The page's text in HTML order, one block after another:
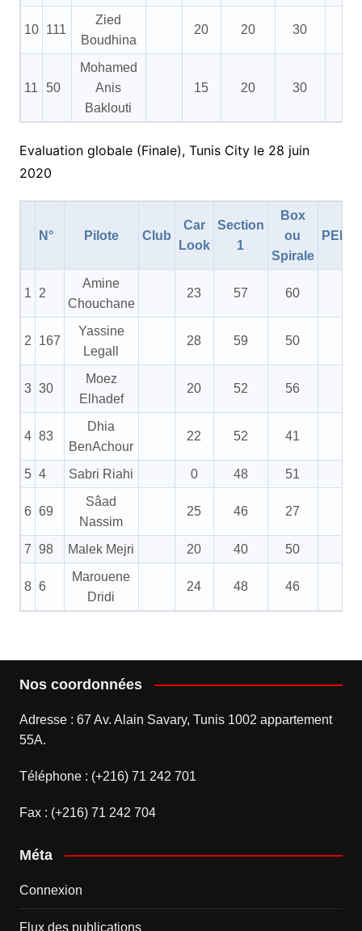
10 111
Zied
Boudhina
20 20 30
11 50
Mohamed
Anis
Baklouti
15 20 30
Evaluation globale (Finale), Tunis City le 28 juin
2020
N° Pilote Club
Car
Look
Section
1
Box
ou
Spirale
1 2
Amine
Chouchane
23 57 60
2 167
Yassine
Legall
28 59 50
3 30
Moez
Elhadef
20 52 56
4 83
Dhia
BenAchour
22 52 41
5 4 Sabri Riahi 0 48 51
6 69
Sâad
Nassim
25 46 27
7 98 Malek Mejri 20 40 50
8 6
Marouene
Dridi
24 48 46
Nos coordonnées
Adresse : 67 Av. Alain Savary, Tunis 1002 appartement
55A.
Téléphone : (+216) 71 242 701
Fax : (+216) 71 242 704
Méta
Connexion
Flux des publications